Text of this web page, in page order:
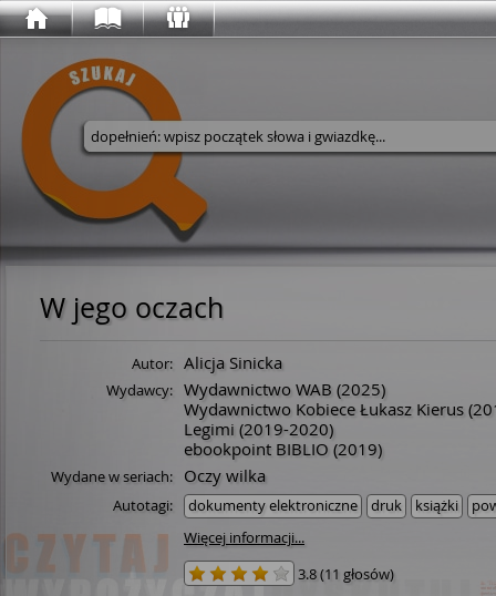
Wyszukaj w serwisie
W jego oczach
Autor: Alicja Sinicka
Wydawcy: Wydawnictwo WAB (2025)
Wydawnictwo Kobiece Łukasz Kierus
Legimi (2019-2020)
ebookpoint BIBLIO (2019)
Wydane w seriach: Oczy wilka
Autotagi: dokumenty elektroniczne druk książki
Więcej informacji...
3.8(11 głosów)